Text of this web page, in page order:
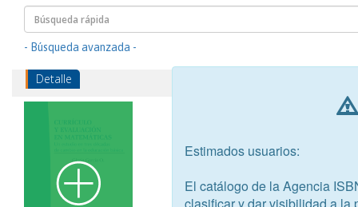
- Búsqueda avanzada -
Detalle
Estimados usuarios:
El catálogo de la Agencia
clasificar y dar visibilidad a la